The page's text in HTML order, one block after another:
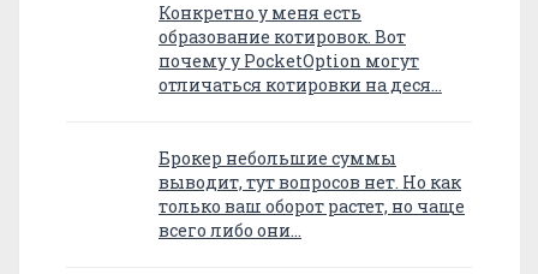
Конкретно у меня есть
образование котировок. Вот
почему у PocketOption могут
отличаться котировки на деся…
Брокер небольшие суммы
выводит, тут вопросов нет. Но как
только ваш оборот растет, но чаще
всего либо они…